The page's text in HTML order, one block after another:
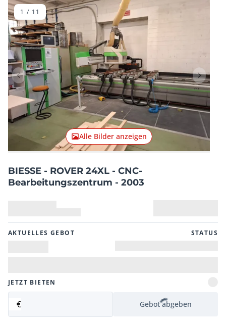
Vorheriger Artikel
Alle Bilder anzeigen
1 / 11
BIESSE - ROVER 24XL - CNC-
Bearbeitungszentrum - 2003
AKTUELLES GEBOT STATUS
JETZT BIETEN
€ Gebot abgeben